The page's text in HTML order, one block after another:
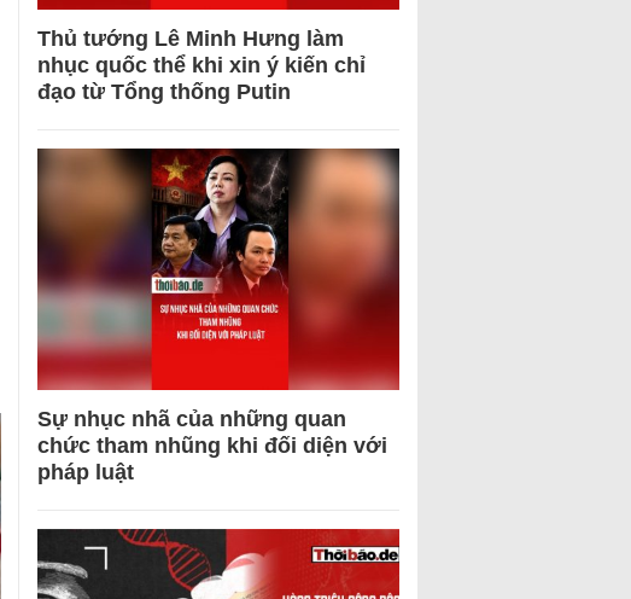
Thủ tướng Lê Minh Hưng làm
nhục quốc thể khi xin ý kiến chỉ
đạo từ Tổng thống Putin
Sự nhục nhã của những quan
chức tham nhũng khi đối diện với
pháp luật